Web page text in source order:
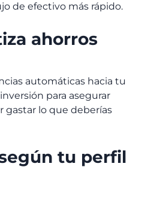
de efectivo más rápido.
ahorros
automáticas hacia tu
para asegurar
gastar lo que deberías
tu perfil